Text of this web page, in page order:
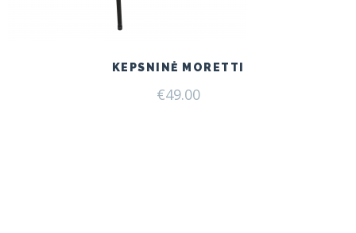
KEPSNINĖ MORETTI
€49.00